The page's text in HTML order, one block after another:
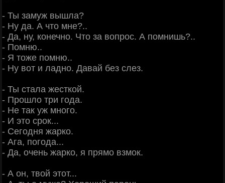
- Ты замуж вышла?
- Ну да. А что мне?..
- Да, ну, конечно. Что за вопрос. А помнишь?..
- Помню..
- Я тоже помню..
- Ну вот и ладно. Давай без слез.
- Ты стала жесткой.
- Прошло три года.
- Не так уж много.
- И это срок...
- Сегодня жарко.
- Ага, погода...
- Да, очень жарко, я прямо взмок.
- А он, твой этот...